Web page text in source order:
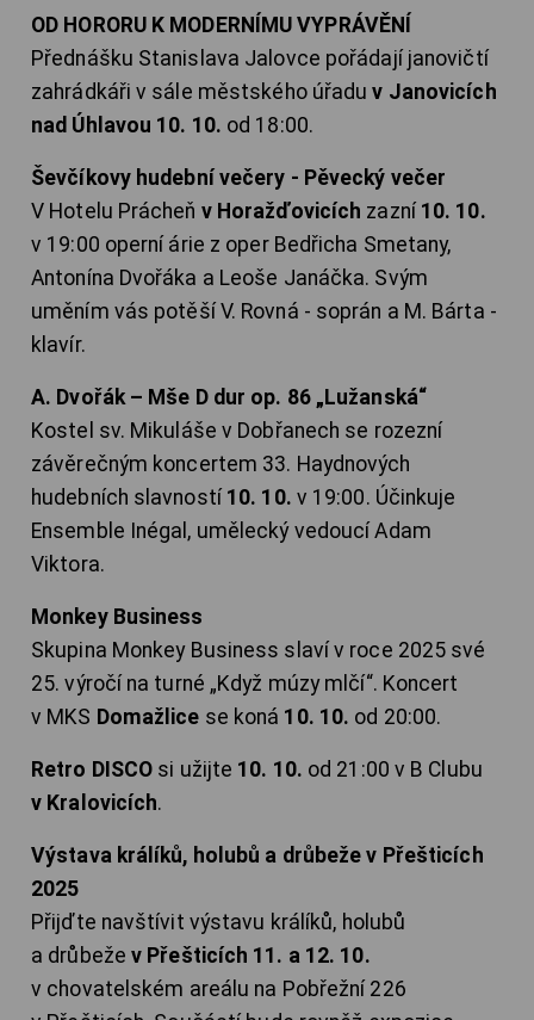
OD HORORU K MODERNÍMU VYPRÁVĚNÍ
Přednášku Stanislava Jalovce pořádají janovičtí
zahrádkáři v sále městského úřaduv Janovicích
nad Úhlavou 10. 10. od 18:00.
Ševčíkovy hudební večery - Pěvecký večer
V Hotelu Prácheň v Horažďovicích zazní10. 10.
v 19:00 operní árie z oper Bedřicha Smetany,
Antonína Dvořáka a Leoše Janáčka. Svým
uměním vás potěší V. Rovná - soprán a M. Bárta -
klavír.
A. Dvořák – Mše D dur op. 86 „Lužanská“
Kostel sv. Mikuláše v Dobřanech se rozezní
závěrečným koncertem 33. Haydnových
hudebních slavností 10. 10. v 19:00. Účinkuje
Ensemble Inégal, umělecký vedoucí Adam
Viktora.
Monkey Business
Skupina Monkey Business slaví v roce 2025 své
25. výročí na turné „Když múzy mlčí“. Koncert
v MKS Domažlice se koná 10. 10. od 20:00.
Retro DISCO si užijte 10. 10. od 21:00 v B Clubu
v Kralovicích.
Výstava králíků, holubů a drůbeže v Přešticích
2025
Přijďte navštívit výstavu králíků, holubů
a drůbeže v Přešticích 11. a 12. 10.
v chovatelském areálu na Pobřežní 226